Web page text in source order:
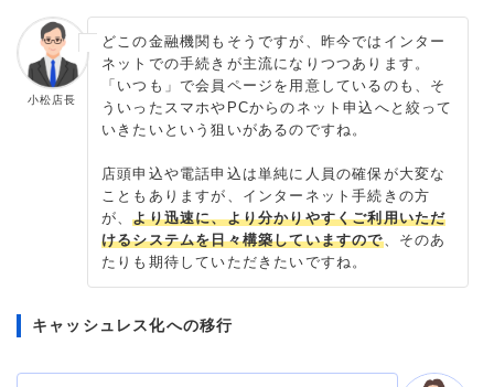
小松店長
どこの金融機関もそうですが、昨今では インター
ネットでの手続きが主流になりつつあります 。
「いつも」で会員ページを用意しているのも、そ
ういったスマホやPCからのネット申込へと絞って
いきたいという狙いがあるのですね。
店頭申込や電話申込は単純に人員の確保が大変な
こともありますが、インターネット手続きの方
が、より迅速に、より分かりやすくご利用いただ
けるシステムを日々構築していますので、そのあ
たりも期待していただきたいですね。
キャッシュレス化への移行